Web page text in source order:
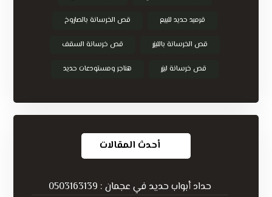
قرميد حديد للبيع قص الخرسانة بالصاروخ
قص الخرسانة بالليزر قص خرسانة السقف
قص خرسانة ليزر هناجر ومستودعات حديد
أحدث المقالات
حداد أبواب حديد في عجمان : 0503163139